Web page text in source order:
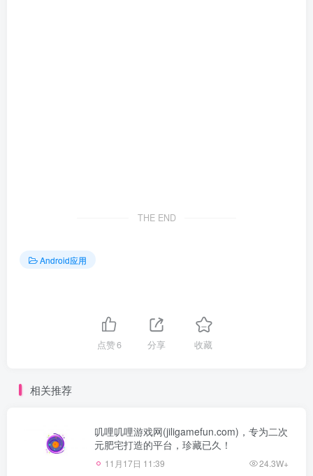
THE END
Android应用
点赞6 分享 收藏
相关推荐
叽哩叽哩游戏网(jiligamefun.com)，专为二次
元肥宅打造的平台，珍藏已久！
11月17日 11:39 24.3W+